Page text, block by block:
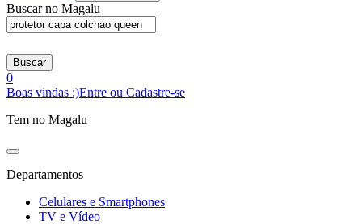
Buscar no Magalu
Buscar
0
Boas vindas :)Entre ou Cadastre-se
Tem no Magalu
Departamentos
Celulares e Smartphones
TV e Vídeo